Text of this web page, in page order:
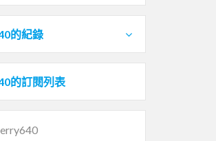
的紀錄
的訂閱列表